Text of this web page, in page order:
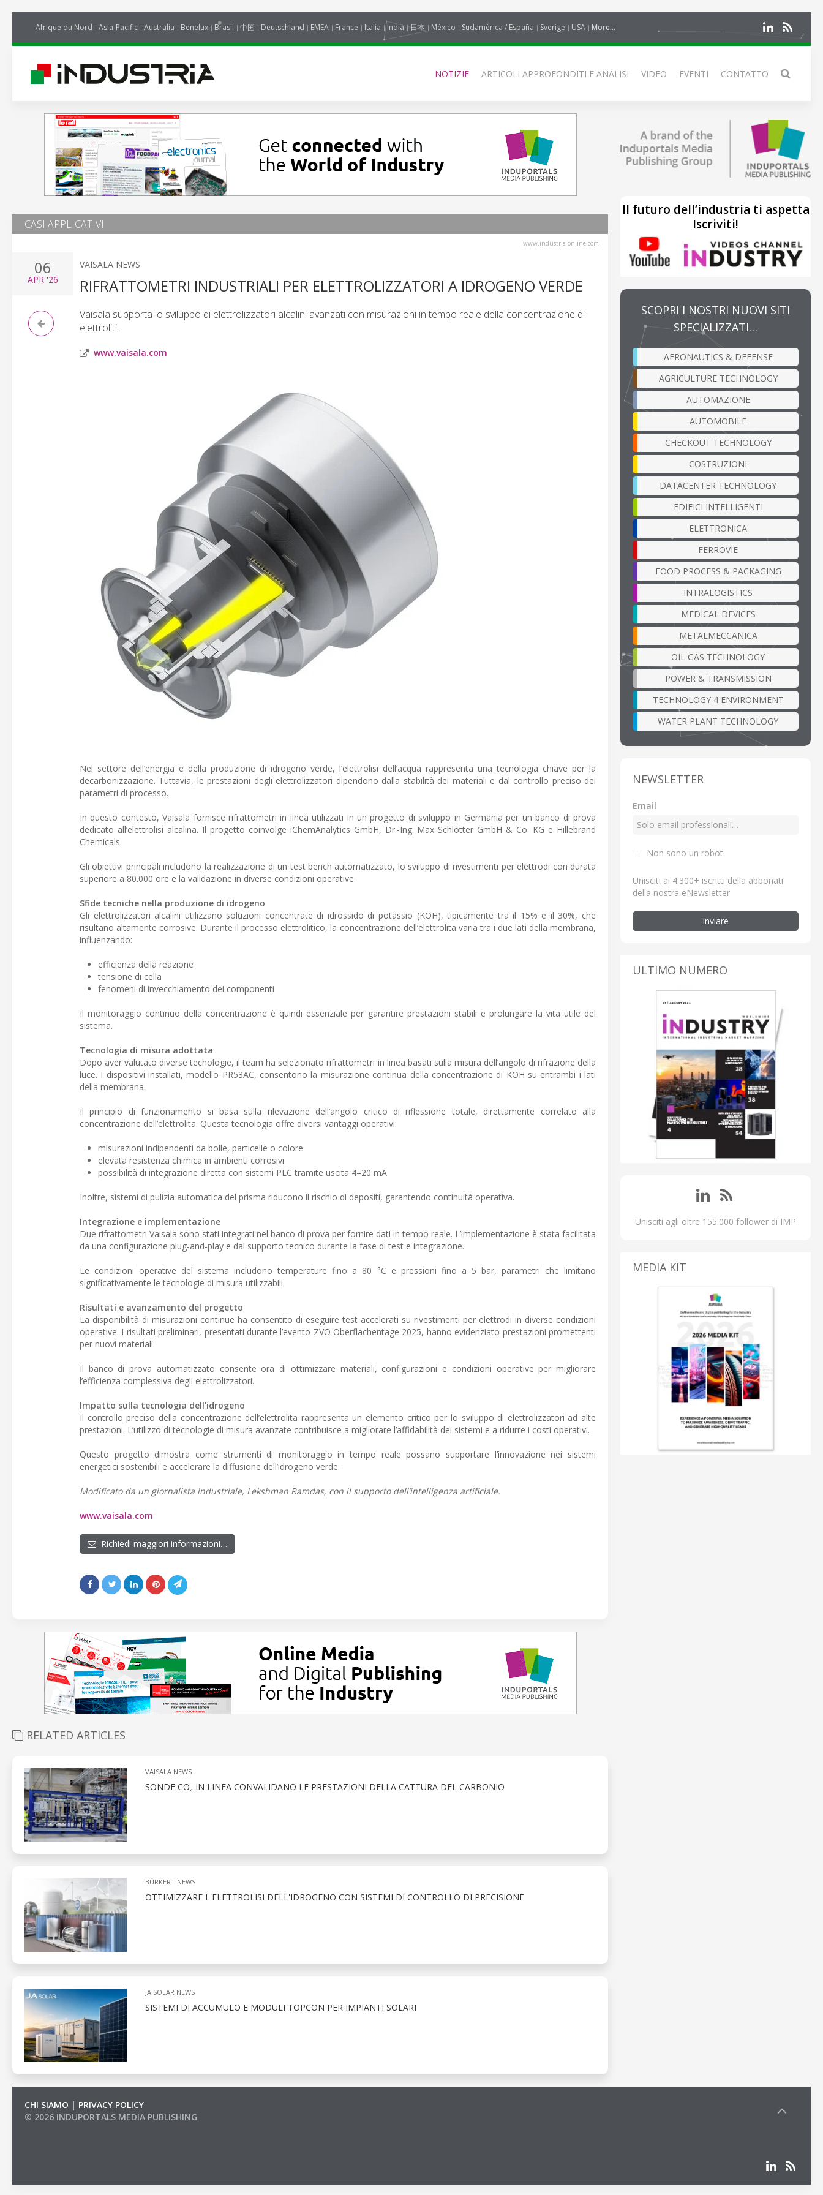
Afrique du Nord Asia-Pacific Australia Benelux Brasil 中国 Deutschland EMEA France Italia India 日本 México Sudamérica / España Sverige USA More...
NOTIZIE ARTICOLI APPROFONDITI E ANALISI VIDEO EVENTI CONTATTO
CASI APPLICATIVI
www.industria-online.com
06
APR '26
VAISALA NEWS
RIFRATTOMETRI INDUSTRIALI PER ELETTROLIZZATORI A IDROGENO VERDE
Vaisala supporta lo sviluppo di elettrolizzatori alcalini avanzati con misurazioni in tempo reale della concentrazione di
elettroliti.
www.vaisala.com
Nel settore dell’energia e della produzione di idrogeno verde, l’elettrolisi dell’acqua rappresenta una tecnologia chiave per la
decarbonizzazione. Tuttavia, le prestazioni degli elettrolizzatori dipendono dalla stabilità dei materiali e dal controllo preciso dei
parametri di processo.
In questo contesto, Vaisala fornisce rifrattometri in linea utilizzati in un progetto di sviluppo in Germania per un banco di prova
dedicato all’elettrolisi alcalina. Il progetto coinvolge iChemAnalytics GmbH, Dr.-Ing. Max Schlötter GmbH & Co. KG e Hillebrand
Chemicals.
Gli obiettivi principali includono la realizzazione di un test bench automatizzato, lo sviluppo di rivestimenti per elettrodi con durata
superiore a 80.000 ore e la validazione in diverse condizioni operative.
Sfide tecniche nella produzione di idrogeno
Gli elettrolizzatori alcalini utilizzano soluzioni concentrate di idrossido di potassio (KOH), tipicamente tra il 15% e il 30%, che
risultano altamente corrosive. Durante il processo elettrolitico, la concentrazione dell’elettrolita varia tra i due lati della membrana,
influenzando:
efficienza della reazione
tensione di cella
fenomeni di invecchiamento dei componenti
Il monitoraggio continuo della concentrazione è quindi essenziale per garantire prestazioni stabili e prolungare la vita utile del
sistema.
Tecnologia di misura adottata
Dopo aver valutato diverse tecnologie, il team ha selezionato rifrattometri in linea basati sulla misura dell’angolo di rifrazione della
luce. I dispositivi installati, modello PR53AC, consentono la misurazione continua della concentrazione di KOH su entrambi i lati
della membrana.
Il principio di funzionamento si basa sulla rilevazione dell’angolo critico di riflessione totale, direttamente correlato alla
concentrazione dell’elettrolita. Questa tecnologia offre diversi vantaggi operativi:
misurazioni indipendenti da bolle, particelle o colore
elevata resistenza chimica in ambienti corrosivi
possibilità di integrazione diretta con sistemi PLC tramite uscita 4–20 mA
Inoltre, sistemi di pulizia automatica del prisma riducono il rischio di depositi, garantendo continuità operativa.
Integrazione e implementazione
Due rifrattometri Vaisala sono stati integrati nel banco di prova per fornire dati in tempo reale. L’implementazione è stata facilitata
da una configurazione plug-and-play e dal supporto tecnico durante la fase di test e integrazione.
Le condizioni operative del sistema includono temperature fino a 80 °C e pressioni fino a 5 bar, parametri che limitano
significativamente le tecnologie di misura utilizzabili.
Risultati e avanzamento del progetto
La disponibilità di misurazioni continue ha consentito di eseguire test accelerati su rivestimenti per elettrodi in diverse condizioni
operative. I risultati preliminari, presentati durante l’evento ZVO Oberflächentage 2025, hanno evidenziato prestazioni promettenti
per nuovi materiali.
Il banco di prova automatizzato consente ora di ottimizzare materiali, configurazioni e condizioni operative per migliorare
l’efficienza complessiva degli elettrolizzatori.
Impatto sulla tecnologia dell’idrogeno
Il controllo preciso della concentrazione dell’elettrolita rappresenta un elemento critico per lo sviluppo di elettrolizzatori ad alte
prestazioni. L’utilizzo di tecnologie di misura avanzate contribuisce a migliorare l’affidabilità dei sistemi e a ridurre i costi operativi.
Questo progetto dimostra come strumenti di monitoraggio in tempo reale possano supportare l’innovazione nei sistemi
energetici sostenibili e accelerare la diffusione dell’idrogeno verde.
Modificato da un giornalista industriale, Lekshman Ramdas, con il supporto dell’intelligenza artificiale.
www.vaisala.com
Richiedi maggiori informazioni…
RELATED ARTICLES
VAISALA NEWS
SONDE CO₂ IN LINEA CONVALIDANO LE PRESTAZIONI DELLA CATTURA DEL CARBONIO
BÜRKERT NEWS
OTTIMIZZARE L'ELETTROLISI DELL'IDROGENO CON SISTEMI DI CONTROLLO DI PRECISIONE
JA SOLAR NEWS
SISTEMI DI ACCUMULO E MODULI TOPCON PER IMPIANTI SOLARI
Il futuro dell’industria ti aspetta
Iscriviti!
SCOPRI I NOSTRI NUOVI SITI
SPECIALIZZATI…
AERONAUTICS & DEFENSE
AGRICULTURE TECHNOLOGY
AUTOMAZIONE
AUTOMOBILE
CHECKOUT TECHNOLOGY
COSTRUZIONI
DATACENTER TECHNOLOGY
EDIFICI INTELLIGENTI
ELETTRONICA
FERROVIE
FOOD PROCESS & PACKAGING
INTRALOGISTICS
MEDICAL DEVICES
METALMECCANICA
OIL GAS TECHNOLOGY
POWER & TRANSMISSION
TECHNOLOGY 4 ENVIRONMENT
WATER PLANT TECHNOLOGY
NEWSLETTER
Email
Non sono un robot.
Unisciti ai 4.300+ iscritti della abbonati
della nostra eNewsletter
Inviare
ULTIMO NUMERO
Unisciti agli oltre 155.000 follower di IMP
MEDIA KIT
CHI SIAMO | PRIVACY POLICY
© 2026 INDUPORTALS MEDIA PUBLISHING